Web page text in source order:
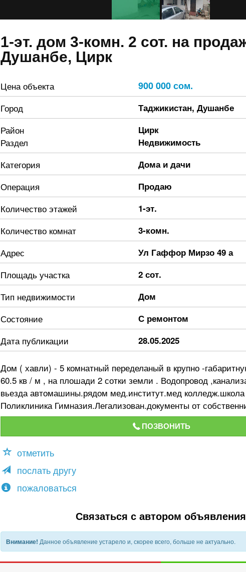
1-эт. дом 3-комн. 2 сот. на
Душанбе, Цирк
Цена объекта 900 000 сом.
Город Таджикистан, Душанбе
Район Цирк
Раздел Недвижимость
Категория Дома и дачи
Операция Продаю
Количество этажей 1-эт.
Количество комнат 3-комн.
Адрес Ул Гаффор Мирзо 49 а
Площадь участка 2 сот.
Тип недвижимости Дом
Состояние С ремонтом
Дата публикации 28.05.2025
Дом ( хавли) - 5 комнатный переделаный в крупно -
60.5 кв / м , на плошади 2 сотки земли . Водопровод
вьезда автомашины.рядом мед.институт.мед
Поликлиника Гимназия.Легализован.документы от
ПОЗВОНИТЬ
отметить
послать другу
пожаловаться
Связаться с автором объявления
Внимание! Данное объявление устарело и, скорее всего, больше не актуально.